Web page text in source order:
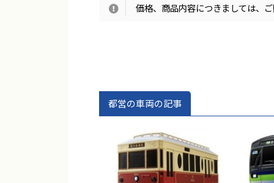
価格、商品内容につきましては、
都営の車両の記事